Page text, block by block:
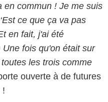
en commun ! Je me suis
ce que ça va pas
en fait, j'ai été
fois qu'on était sur
les trois comme
ouverte à de futures
!